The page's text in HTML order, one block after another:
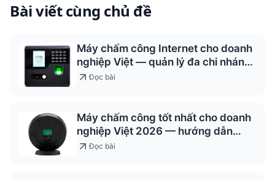
Bài viết cùng chủ đề
Máy chấm công Internet cho doanh
nghiệp Việt — quản lý đa chi nhánh
2026
Đọc bài
Máy chấm công tốt nhất cho doanh
nghiệp Việt 2026 — hướng dẫn
chọn
Đọc bài